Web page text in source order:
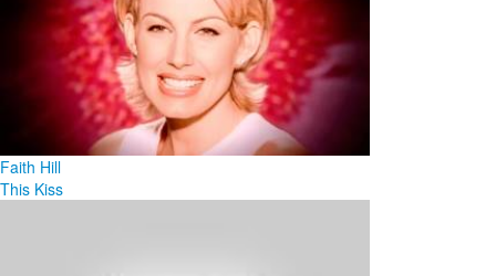
Faith Hill
This Kiss